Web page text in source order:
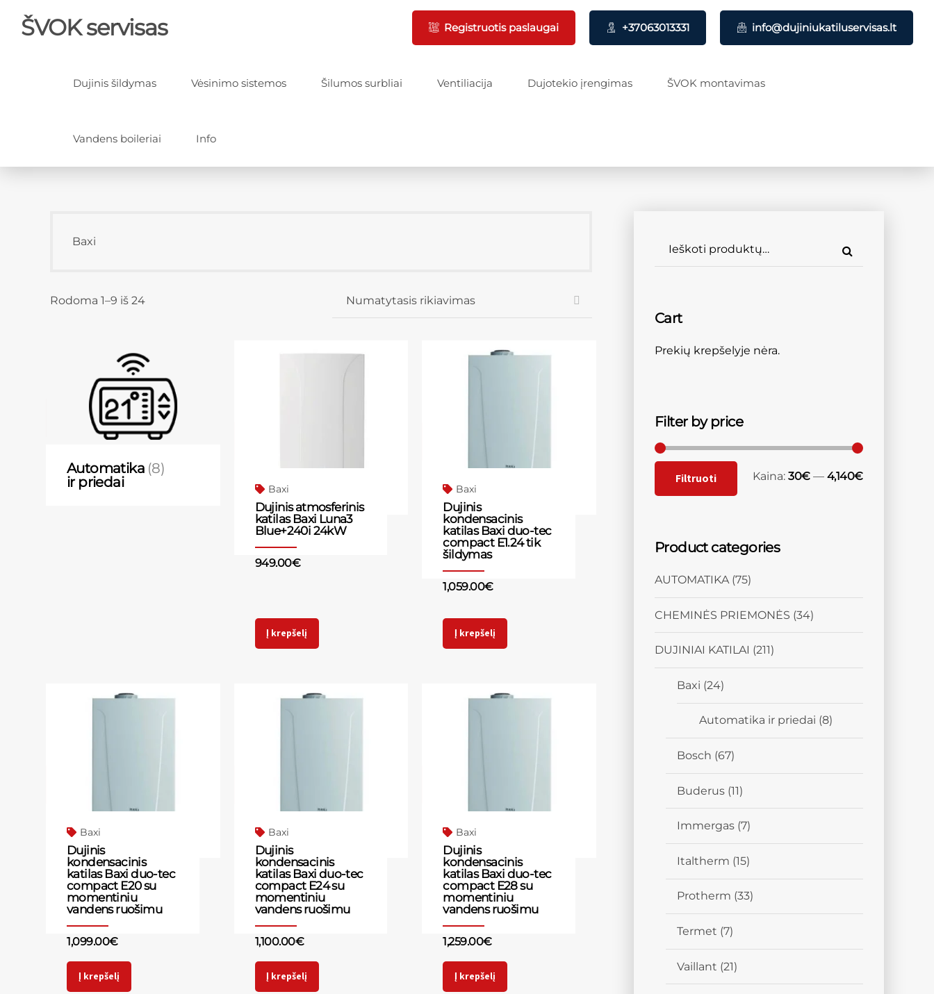
ŠVOK servisas Registruotis paslaugai +37063013331 info@dujiniukatiluservisas.lt
Dujinis šildymas Vėsinimo sistemos Šilumos surbliai Ventiliacija Dujotekio įrengimas ŠVOK montavimas
Vandens boileriai Info
Baxi
Rodoma 1–9 iš 24
Automatika
ir priedai
(8)
Baxi
Dujinis atmosferinis
katilas Baxi Luna3
Blue+240i 24kW
949.00€
Į krepšelį
Baxi
Dujinis
kondensacinis
katilas Baxi duo-tec
compact E1.24 tik
šildymas
1,059.00€
Į krepšelį
Baxi
Dujinis
kondensacinis
katilas Baxi duo-tec
compact E20 su
momentiniu
vandens ruošimu
1,099.00€
Į krepšelį
Baxi
Dujinis
kondensacinis
katilas Baxi duo-tec
compact E24 su
momentiniu
vandens ruošimu
1,100.00€
Į krepšelį
Baxi
Dujinis
kondensacinis
katilas Baxi duo-tec
compact E28 su
momentiniu
vandens ruošimu
1,259.00€
Į krepšelį
Cart
Prekių krepšelyje nėra.
Filter by price
Filtruoti Kaina:30€— 4,140€
Product categories
AUTOMATIKA (75)
CHEMINĖS PRIEMONĖS (34)
DUJINIAI KATILAI (211)
Baxi (24)
Automatika ir priedai (8)
Bosch (67)
Buderus (11)
Immergas (7)
Italtherm (15)
Protherm (33)
Termet (7)
Vaillant (21)